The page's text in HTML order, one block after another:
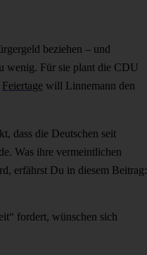
beziehen – und
wenig. Für sie plant die CDU
Feiertage will Linnemann den
dass die Deutschen seit
Was ihre vermeintlichen
erfährst Du in diesem Beitrag:
fordert, wünschen sich